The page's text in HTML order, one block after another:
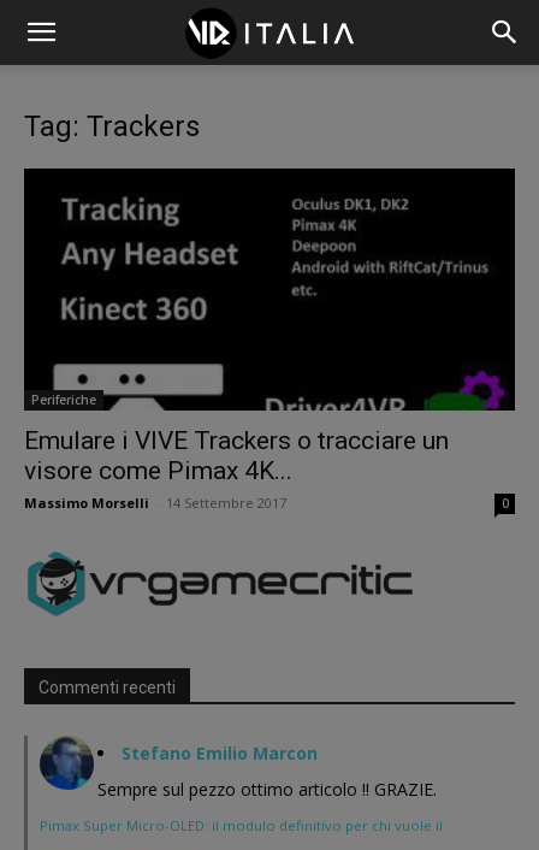
Tag: Trackers
Periferiche
Emulare i VIVE Trackers o tracciare un
visore come Pimax 4K...
Massimo Morselli 14 Settembre 2017 0
Commenti recenti
Stefano Emilio Marcon
Sempre sul pezzo ottimo articolo !! GRAZIE.
Pimax Super Micro-OLED: il modulo definitivo per chi vuole il